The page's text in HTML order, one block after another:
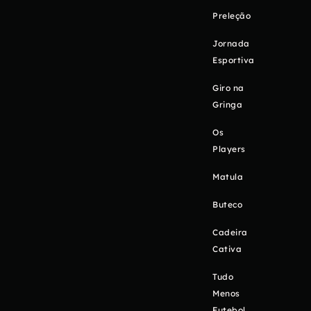
Preleção
Jornada
Esportiva
Giro na
Gringa
Os
Players
Matula
Buteco
Cadeira
Cativa
Tudo
Menos